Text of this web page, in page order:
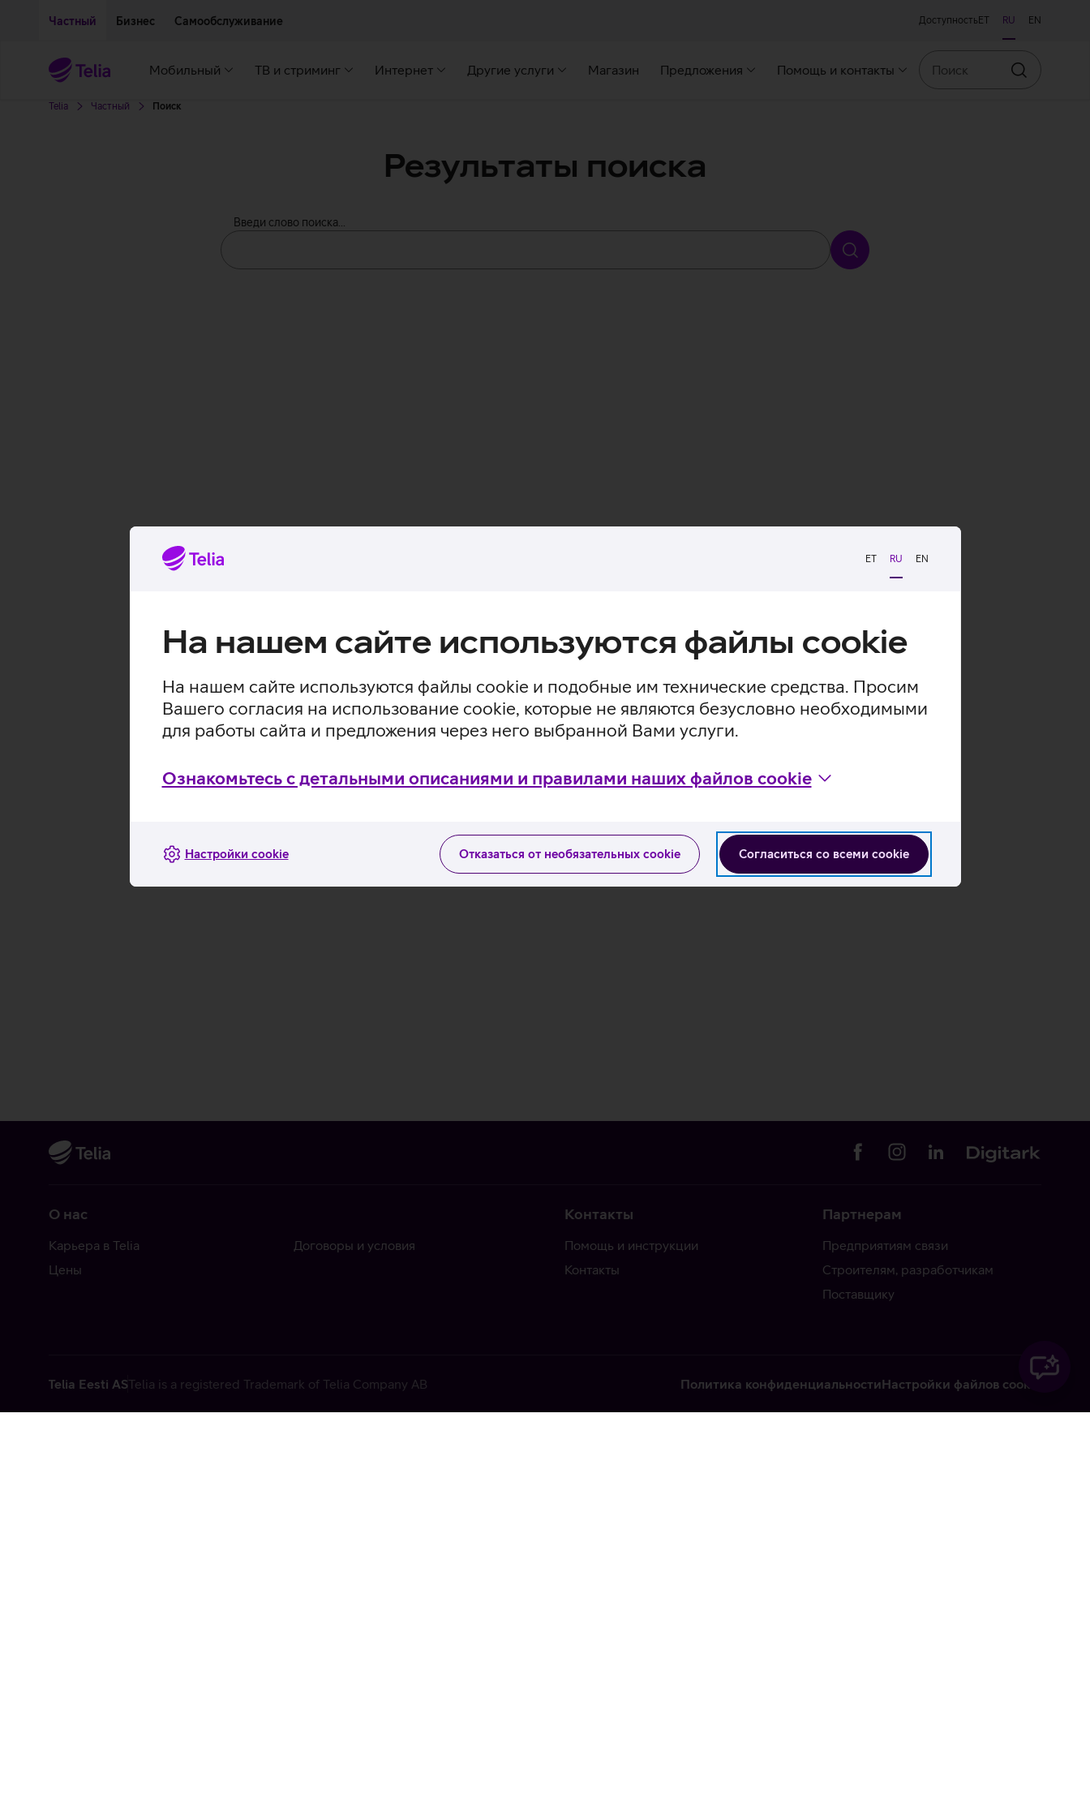
ET RU EN
На нашем сайте используются файлы cookie
На нашем сайте используются файлы cookie и подобные им технические средства. Просим
Вашего согласия на использование cookie, которые не являются безусловно необходимыми
для работы сайта и предложения через него выбранной Вами услуги.
Ознакомьтесь с детальными описаниями и правилами наших файлов cookie
Согласиться со всеми cookie
Отказаться от необязательных cookie
Настройки cookie
Частный Бизнес Самообслуживание Доступность ET RU EN
Мобильный ТВ и стриминг Интернет Другие услуги Магазин Предложения Помощь и контакты
Искать
Telia Частный Поиск
Результаты поиска
Введи слово поиска...
Искать
О нас
Карьера в Telia
Цены
Договоры и условия
Контакты
Помощь и инструкции
Контакты
Партнерам
Предприятиям связи
Строителям, разработчикам
Поставщику
Telia Eesti ASTelia is a registered Trademark of Telia Company AB Политика конфиденциальностиНастройки файлов cookie